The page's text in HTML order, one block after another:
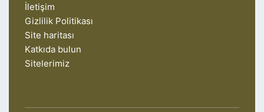
İletişim
Gizlilik Politikası
Site haritası
Katkıda bulun
Sitelerimiz